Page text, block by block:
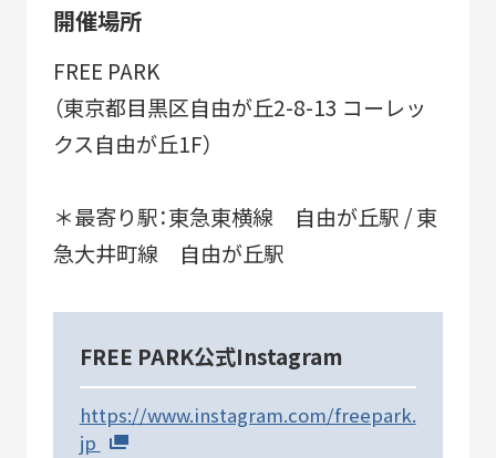
SUSTAINABLE
持続可能性
ORIGINALITY DIVERSITY
VISION
構想
LEARNING
育成
HISTORY
開催場所
FREE PARK
（東京都目黒区自由が丘2-8-13 コーレッ
クス自由が丘1F）
＊最寄り駅：東急東横線 自由が丘駅 / 東
急大井町線 自由が丘駅
FREE PARK公式Instagram
https://www.instagram.com/freepark.
jp